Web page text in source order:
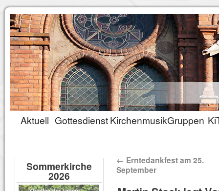
Aktuell GottesdienstKirchenmusikGruppen
← Erntedankfest am 25.
September
Sommerkirche
2026